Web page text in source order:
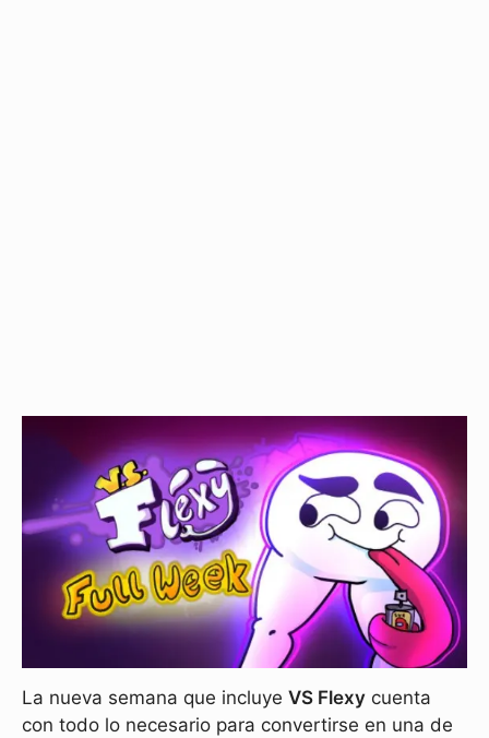
La nueva semana que incluye VS Flexy cuenta
con todo lo necesario para convertirse en una de